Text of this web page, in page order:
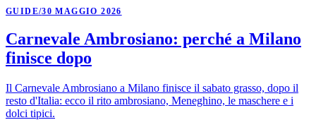
GUIDE/30 MAGGIO 2026
Carnevale Ambrosiano: perché a Milano
finisce dopo
Il Carnevale Ambrosiano a Milano finisce il sabato grasso, dopo il
resto d'Italia: ecco il rito ambrosiano, Meneghino, le maschere e i
dolci tipici.